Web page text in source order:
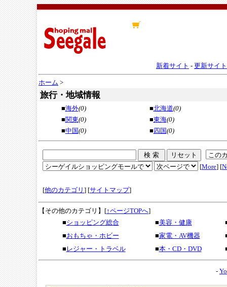
新着サイト - 更新サイト
ホーム >
旅行・地域情報
■海外(0) ■北海道(0)
■関東(0) ■東海(0)
■中国(0) ■四国(0)
[More] [
[他のカテゴリ ] [サイトマップ]
【その他のカテゴリ】 [↑ページTOPへ]
■ショッピング総合 ■美容・健康
■おもちゃ・ホビー ■家電・AV機器
■ レジャー・トラベル ■本・CD・DVD
-